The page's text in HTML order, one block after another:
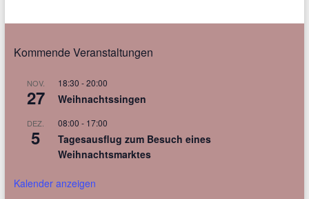
Kommende Veranstaltungen
NOV.
27
18:30 -20:00
Weihnachtssingen
DEZ.
5
08:00 - 17:00
Tagesausflug zum Besuch eines
Weihnachtsmarktes
Kalender anzeigen